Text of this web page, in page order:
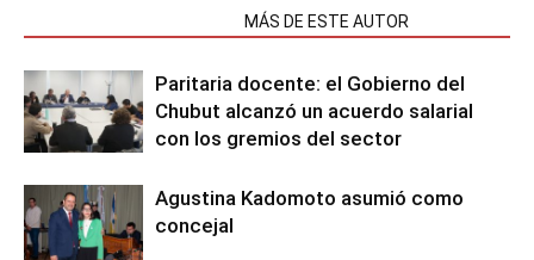
MÁS DE ESTE AUTOR
Paritaria docente: el Gobierno del
Chubut alcanzó un acuerdo salarial
con los gremios del sector
Agustina Kadomoto asumió como
concejal